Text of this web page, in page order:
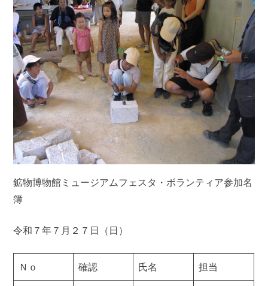
鉱物博物館ミュージアムフェスタ・ボランティア参加名
簿
令和７年７月２７日（日）
Ｎｏ 確認 氏名 担当